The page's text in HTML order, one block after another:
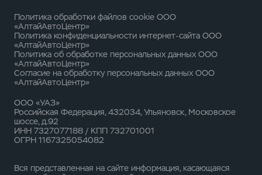
Политика обработки файлов cookie ООО
«АлтайАвтоЦентр»
Политика конфиденциальности интернет-сайта ООО
«АлтайАвтоЦентр»
Политика об обработке персональных данных ООО
«АлтайАвтоЦентр»
Согласие на обработку персональных данных ООО
«АлтайАвтоЦентр»
ООО «УАЗ»
Российская Федерация, 432034, Ульяновск, Московское
шоссе, д.92
ИНН 7327077188 / КПП 732701001
ОГРН 1167325054082
Вся представленная на сайте информация, касающаяся